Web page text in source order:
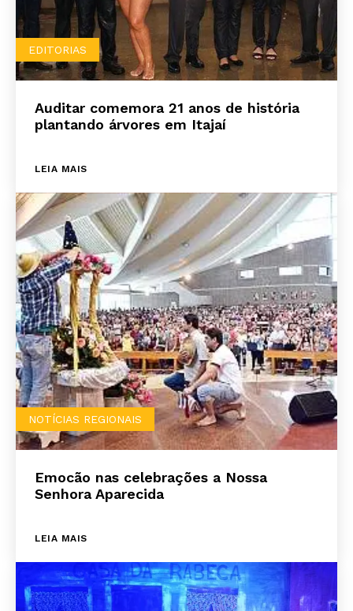
EDITORIAS
Auditar comemora 21 anos de história
plantando árvores em Itajaí
LEIA MAIS
NOTÍCIAS REGIONAIS
Emocão nas celebrações a Nossa
Senhora Aparecida
LEIA MAIS